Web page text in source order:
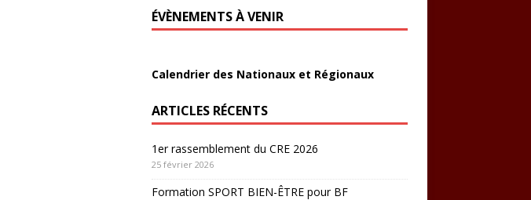
ÉVÈNEMENTS À VENIR
Calendrier des Nationaux et Régionaux
ARTICLES RÉCENTS
1er rassemblement du CRE 2026
25 février 2026
Formation SPORT BIEN-ÊTRE pour BF